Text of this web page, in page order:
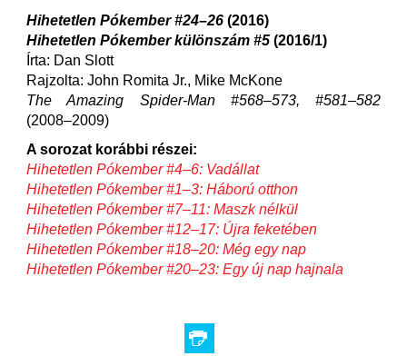
Hihetetlen Pókember #24–26 (2016)
Hihetetlen Pókember különszám #5 (2016/1)
Írta: Dan Slott
Rajzolta: John Romita Jr., Mike McKone
The Amazing Spider-Man #568–573, #581–582
(2008–2009)
A sorozat korábbi részei:
Hihetetlen Pókember #4–6: Vadállat
Hihetetlen Pókember #1–3: Háború otthon
Hihetetlen Pókember #7–11: Maszk nélkül
Hihetetlen Pókember #12–17: Újra feketében
Hihetetlen Pókember #18–20: Még egy nap
Hihetetlen Pókember #20–23: Egy új nap hajnala